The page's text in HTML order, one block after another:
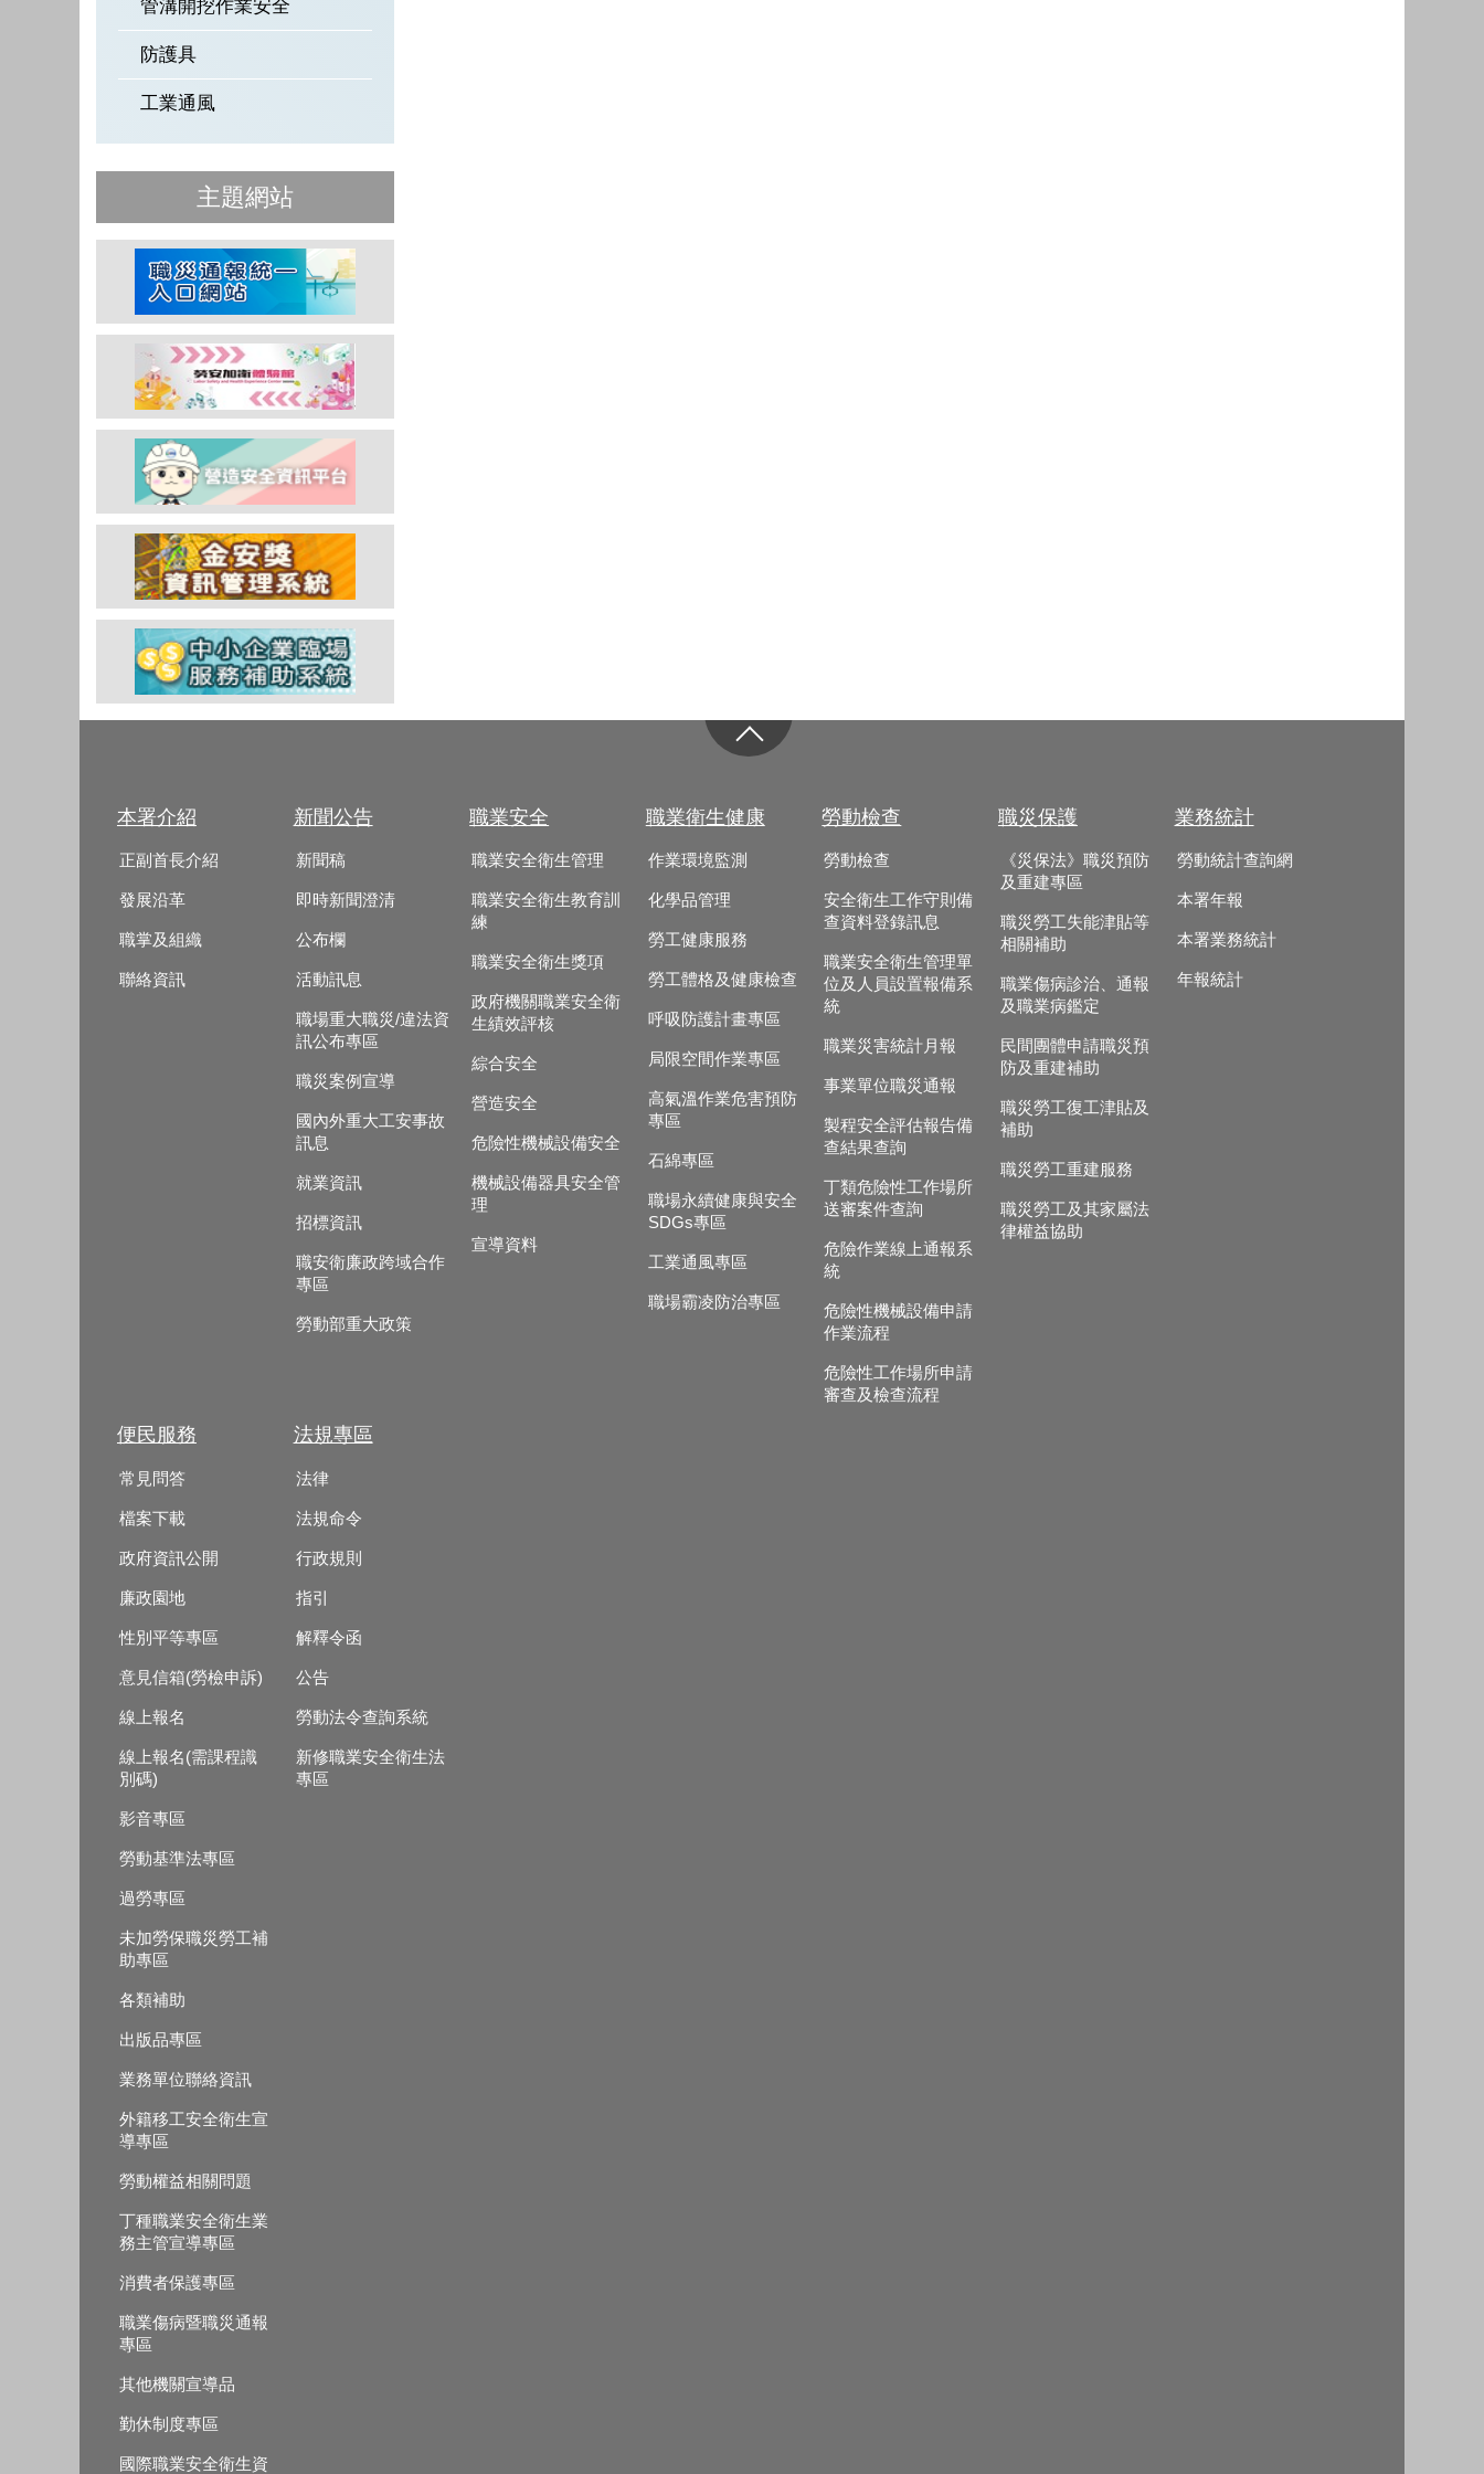
管溝開挖作業安全
防護具
工業通風
主題網站
本署介紹
正副首長介紹
發展沿革
職掌及組織
聯絡資訊
新聞公告
新聞稿
即時新聞澄清
公布欄
活動訊息
職場重大職災/違法資
訊公布專區
職災案例宣導
國內外重大工安事故
訊息
就業資訊
招標資訊
職安衛廉政跨域合作
專區
勞動部重大政策
職業安全
職業安全衛生管理
職業安全衛生教育訓
練
職業安全衛生獎項
政府機關職業安全衛
生績效評核
綜合安全
營造安全
危險性機械設備安全
機械設備器具安全管
理
宣導資料
職業衛生健康
作業環境監測
化學品管理
勞工健康服務
勞工體格及健康檢查
呼吸防護計畫專區
局限空間作業專區
高氣溫作業危害預防
專區
石綿專區
職場永續健康與安全
SDGs專區
工業通風專區
職場霸凌防治專區
勞動檢查
勞動檢查
安全衛生工作守則備
查資料登錄訊息
職業安全衛生管理單
位及人員設置報備系
統
職業災害統計月報
事業單位職災通報
製程安全評估報告備
查結果查詢
丁類危險性工作場所
送審案件查詢
危險作業線上通報系
統
危險性機械設備申請
作業流程
危險性工作場所申請
審查及檢查流程
職災保護
《災保法》職災預防
及重建專區
職災勞工失能津貼等
相關補助
職業傷病診治、通報
及職業病鑑定
民間團體申請職災預
防及重建補助
職災勞工復工津貼及
補助
職災勞工重建服務
職災勞工及其家屬法
律權益協助
業務統計
勞動統計查詢網
本署年報
本署業務統計
年報統計
便民服務
常見問答
檔案下載
政府資訊公開
廉政園地
性別平等專區
意見信箱(勞檢申訴)
線上報名
線上報名(需課程識
別碼)
影音專區
勞動基準法專區
過勞專區
未加勞保職災勞工補
助專區
各類補助
出版品專區
業務單位聯絡資訊
外籍移工安全衛生宣
導專區
勞動權益相關問題
丁種職業安全衛生業
務主管宣導專區
消費者保護專區
職業傷病暨職災通報
專區
其他機關宣導品
勤休制度專區
國際職業安全衛生資
法規專區
法律
法規命令
行政規則
指引
解釋令函
公告
勞動法令查詢系統
新修職業安全衛生法
專區